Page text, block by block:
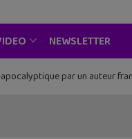
NEWSLETTER
par un auteur